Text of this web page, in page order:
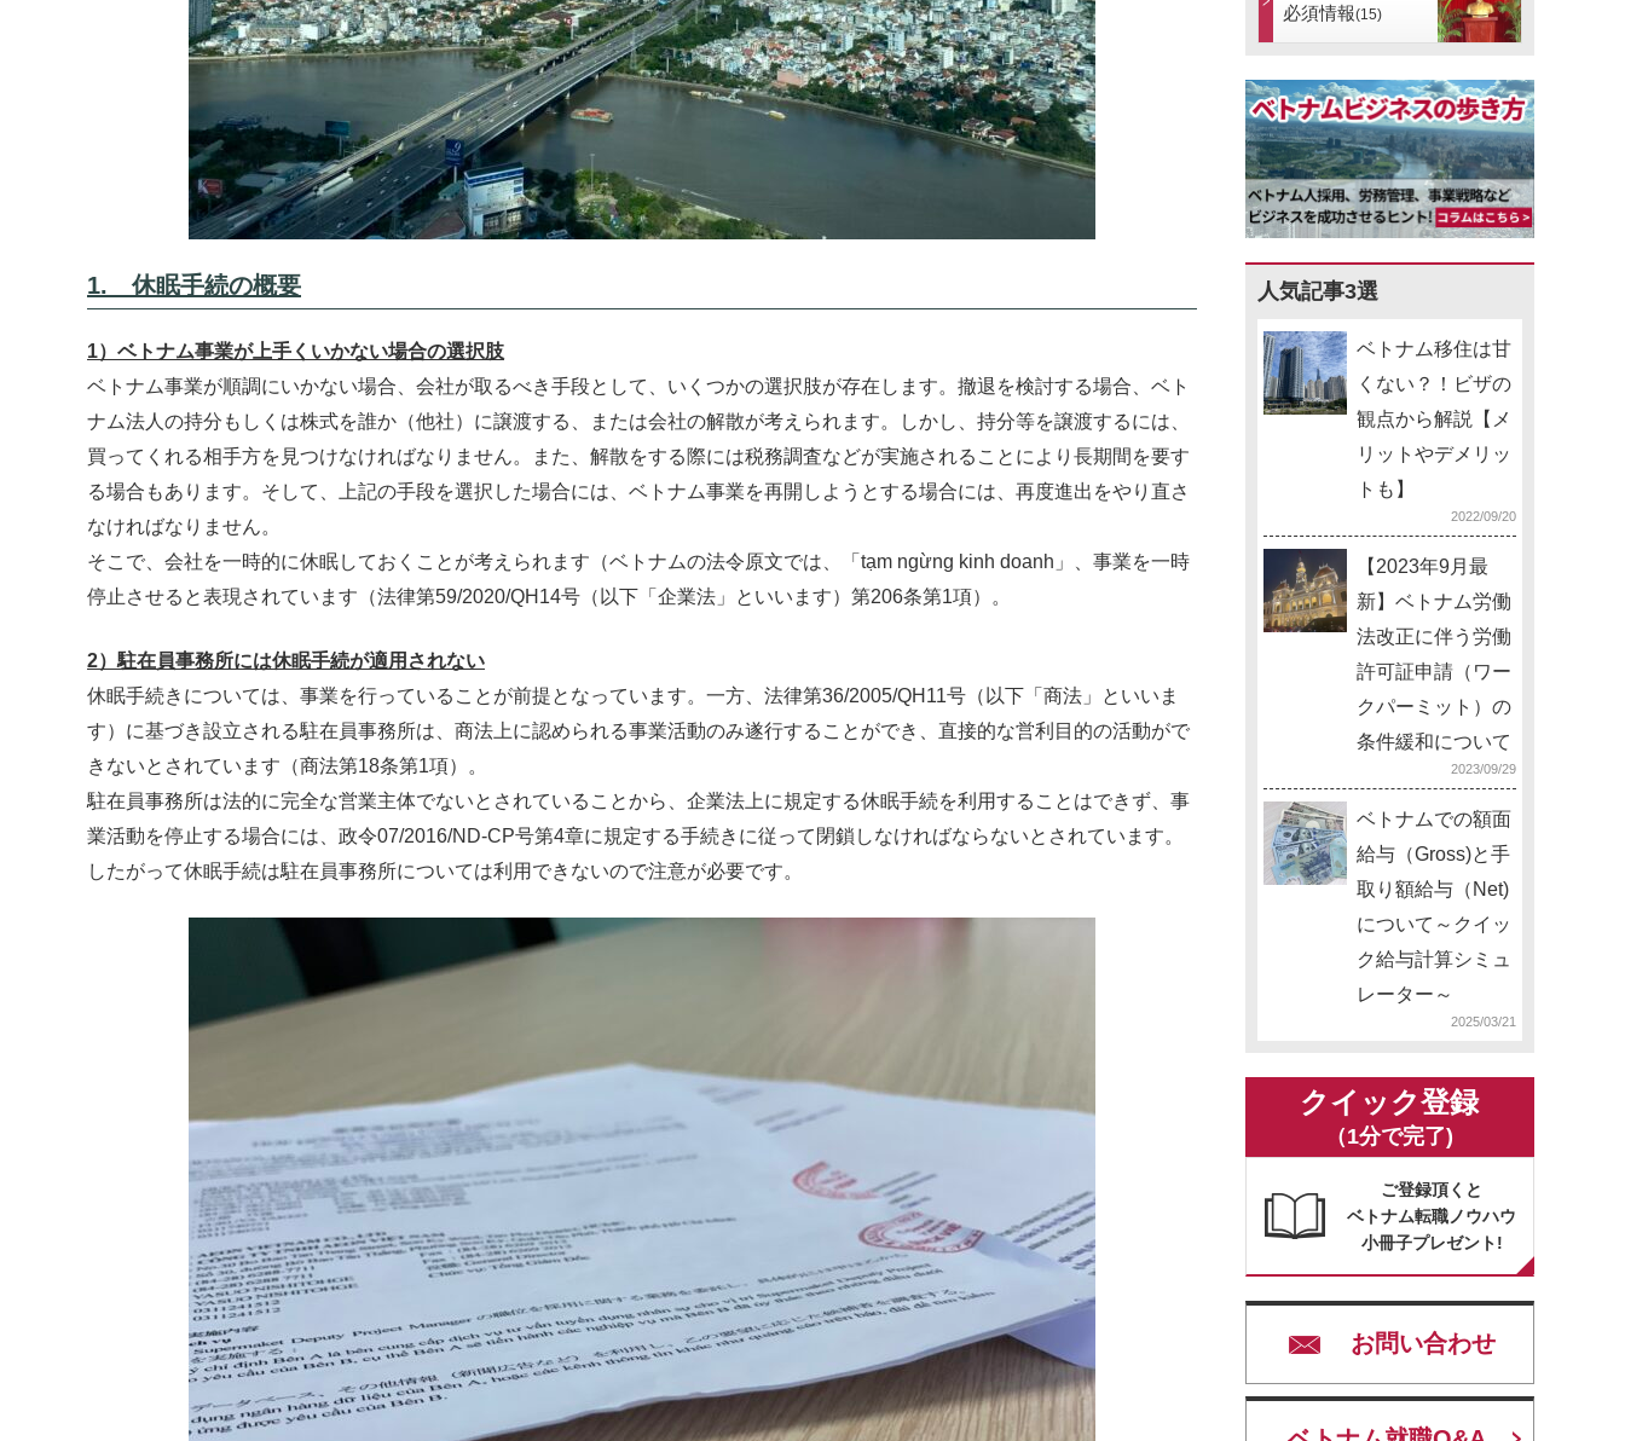
1. 休眠手続の概要
1）ベトナム事業が上手くいかない場合の選択肢
ベトナム事業が順調にいかない場合、会社が取るべき手段として、いくつかの選択肢が存在します。撤退を検討する場合、ベト
ナム法人の持分もしくは株式を誰か（他社）に譲渡する、または会社の解散が考えられます。しかし、持分等を譲渡するには、
買ってくれる相手方を見つけなければなりません。また、解散をする際には税務調査などが実施されることにより長期間を要す
る場合もあります。そして、上記の手段を選択した場合には、ベトナム事業を再開しようとする場合には、再度進出をやり直さ
なければなりません。
そこで、会社を一時的に休眠しておくことが考えられます（ベトナムの法令原文では、「tạm ngừng kinh doanh」、事業を一時
停止させると表現されています（法律第59/2020/QH14号（以下「企業法」といいます）第206条第1項）。
2）駐在員事務所には休眠手続が適用されない
休眠手続きについては、事業を行っていることが前提となっています。一方、法律第36/2005/QH11号（以下「商法」といいま
す）に基づき設立される駐在員事務所は、商法上に認められる事業活動のみ遂行することができ、直接的な営利目的の活動がで
きないとされています（商法第18条第1項）。
駐在員事務所は法的に完全な営業主体でないとされていることから、企業法上に規定する休眠手続を利用することはできず、事
業活動を停止する場合には、政令07/2016/ND-CP号第4章に規定する手続きに従って閉鎖しなければならないとされています。
したがって休眠手続は駐在員事務所については利用できないので注意が必要です。
必須情報(15)
人気記事3選
ベトナム移住は甘
くない？！ビザの
観点から解説【メ
リットやデメリッ
トも】
2022/09/20
【2023年9月最
新】ベトナム労働
法改正に伴う労働
許可証申請（ワー
クパーミット）の
条件緩和について
2023/09/29
ベトナムでの額面
給与（Gross)と手
取り額給与（Net)
について～クイッ
ク給与計算シミュ
レーター～
2025/03/21
クイック登録
（1分で完了)
ご登録頂くと
ベトナム転職ノウハウ
小冊子プレゼント!
お問い合わせ